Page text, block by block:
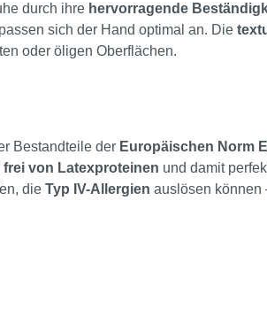
durch ihre hervorragende
sich der Hand optimal an. Die
oder öligen Oberflächen.
Bestandteile der Europäischen Norm
frei von Latexproteinen und damit
die Typ IV-Allergien auslösen können